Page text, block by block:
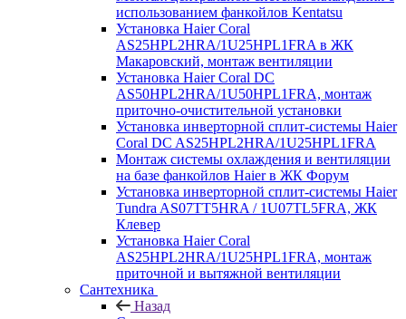
использованием фанкойлов Kentatsu
Установка Haier Coral
AS25HPL2HRA/1U25HPL1FRA в ЖК
Макаровский, монтаж вентиляции
Установка Haier Coral DC
AS50HPL2HRA/1U50HPL1FRA, монтаж
приточно-очистительной установки
Установка инверторной сплит-системы Haier
Coral DC AS25HPL2HRA/1U25HPL1FRA
Монтаж системы охлаждения и вентиляции
на базе фанкойлов Haier в ЖК Форум
Установка инверторной сплит-системы Haier
Tundra AS07TT5HRA / 1U07TL5FRA, ЖК
Клевер
Установка Haier Coral
AS25HPL2HRA/1U25HPL1FRA, монтаж
приточной и вытяжной вентиляции
Сантехника
Назад